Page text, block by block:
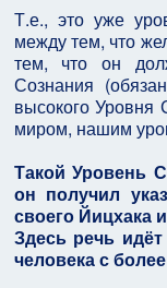
Т.е., это уже
между тем, что
тем, что он
Сознания
высокого Уровня
миром, нашим
Такой Уровень
он получил
своего Йицхака
Здесь речь
человека с